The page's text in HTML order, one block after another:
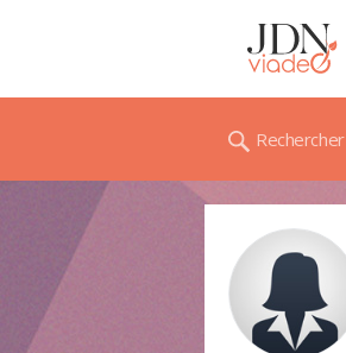
Rechercher